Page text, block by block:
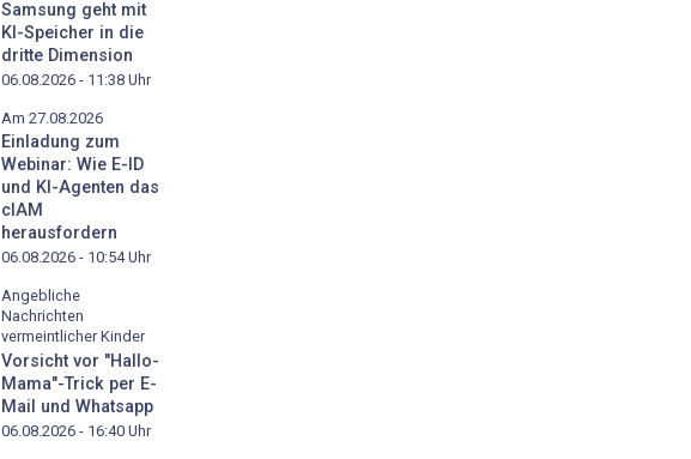
Samsung geht mit
KI-Speicher in die
dritte Dimension
06.08.2026 - 11:38 Uhr
Am 27.08.2026
Einladung zum
Webinar: Wie E-ID
und KI-Agenten das
cIAM
herausfordern
06.08.2026 - 10:54Uhr
Angebliche
Nachrichten
vermeintlicher Kinder
Vorsicht vor "Hallo-
Mama"-Trick per E-
Mail und Whatsapp
06.08.2026 - 16:40 Uhr